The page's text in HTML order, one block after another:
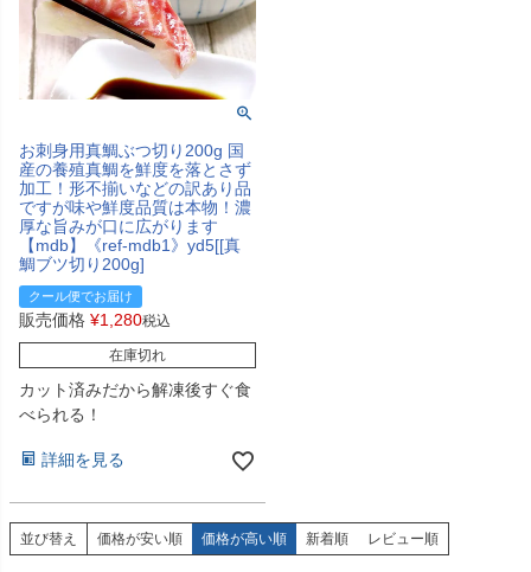
お刺身用真鯛ぶつ切り200g 国
産の養殖真鯛を鮮度を落とさず
加工！形不揃いなどの訳あり品
ですが味や鮮度品質は本物！濃
厚な旨みが口に広がります
【mdb】《ref-mdb1》yd5[[真
鯛ブツ切り200g]
クール便でお届け
販売価格 ¥1,280税込
在庫切れ
カット済みだから解凍後すぐ食
べられる！
詳細を見る
並び替え 価格が安い順 価格が高い順 新着順 レビュー順